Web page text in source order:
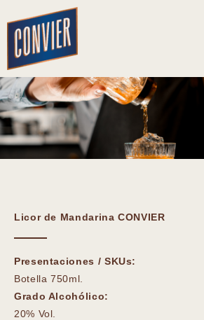
to
content
Licor de Mandarina CONVIER
Presentaciones / SKUs:
Botella 750ml.
Grado Alcohólico:
20% Vol.